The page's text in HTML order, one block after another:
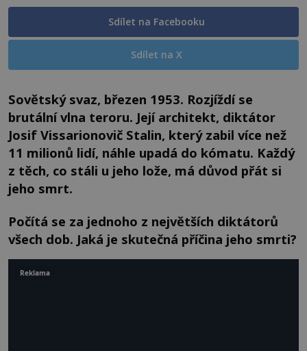
Sdílet na Facebooku
Sdílet na X
Sovětský svaz, březen 1953. Rozjíždí se
brutální vlna teroru. Její architekt, diktátor
Josif Vissarionovič Stalin, který zabil více než
11 milionů lidí, náhle upadá do kómatu. Každý
z těch, co stáli u jeho lože, má důvod přát si
jeho smrt.
Počítá se za jednoho z největších diktátorů
všech dob. Jaká je skutečná příčina jeho smrti?
Reklama